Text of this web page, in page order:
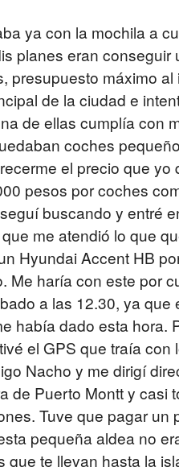
ya con la mochila a
planes eran
presupuesto máximo
de la ciudad e
de ellas cumplía con
coches
el precio que
pesos por coches
buscando y entré
me atendió lo que
Hyundai Accent HB
Me haría con este por
a las 12.30, ya
había dado esta hora.
el GPS que traía
Nacho y me dirigí
de Puerto Montt y casi
Tuve que pagar
pequeña aldea no
que te llevan hasta la